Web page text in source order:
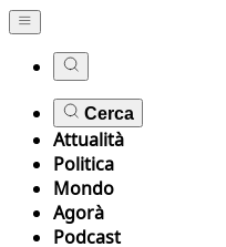
Cerca
Attualità
Politica
Mondo
Agorà
Podcast